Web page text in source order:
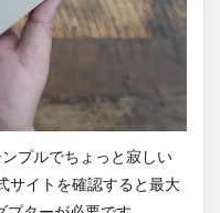
プルでちょっと寂しい
サイトを確認すると最大